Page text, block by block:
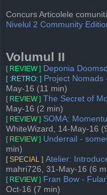
Concurs Articolele
Nivelul 2 Community
Volumul II
[ REVIEW ] Deponia
[ :RETRO: ] Project
May-16 (11 min)
[ REVIEW ] The Secret of
May-16 (2 min)
[ REVIEW ] SOMA:
WhiteWizard, 14-May-16
[ REVIEW ] Underrail -
min)
[ SPECIAL ] Atelier:
mahri726, 31-May-16 (6
[ REVIEW ] Fran Bow -
Oct-16 (7 min)